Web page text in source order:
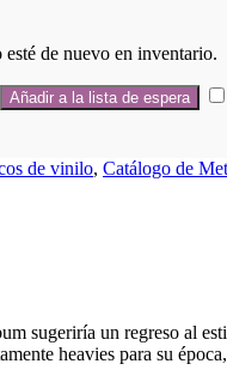
de nuevo en inventario.
de vinilo, Catálogo de
sugeriría un regreso al
heavies para su